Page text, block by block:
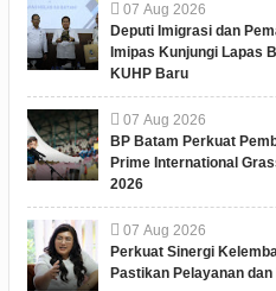
07 Aug 2026
Deputi Imigrasi dan
Imipas Kunjungi Lapas
KUHP Baru
07 Aug 2026
BP Batam Perkuat
Prime International
2026
07 Aug 2026
Perkuat Sinergi
Pastikan Pelayanan